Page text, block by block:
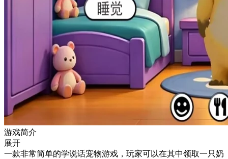
游戏简介
展开
一款非常简单的学说话宠物游戏，玩家可以在其中领取一只奶